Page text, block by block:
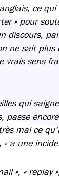
ce
» pour
discours,
ne sait
sens
qui
passe
mal ce
« a une
», « replay